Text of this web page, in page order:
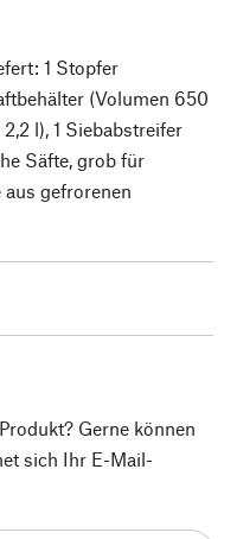
1 Stopfer
(Volumen 650
l), 1 Siebabstreifer
Säfte, grob für
gefrorenen
Gerne können
sich Ihr E-Mail-